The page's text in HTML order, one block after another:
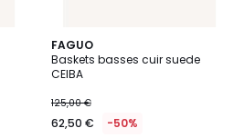
FAGUO
Baskets basses cuir suede
CEIBA
125,00 €
62,50 € -50%